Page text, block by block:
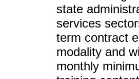
state
services
term contract
modality and
monthly